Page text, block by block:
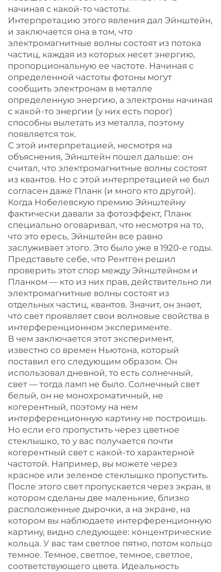
начиная с какой-то частоты.
Интерпретацию этого явления дал Эйнштейн,
и заключается она в том, что
электромагнитные волны состоят из потока
частиц, каждая из которых несет энергию,
пропорциональную ее частоте. Начиная с
определенной частоты фотоны могут
сообщить электронам в металле
определенную энергию, а электроны начиная
с какой-то энергии (у них есть порог)
способны вылетать из металла, поэтому
появляется ток.
С этой интерпретацией, несмотря на
объяснения, Эйнштейн пошел дальше: он
считал, что электромагнитные волны состоят
из квантов. Но с этой интерпретацией не был
согласен даже Планк (и много кто другой).
Когда Нобелевскую премию Эйнштейну
фактически давали за фотоэффект, Планк
специально оговаривал, что несмотря на то,
что это ересь, Эйнштейн все равно
заслуживает этого. Это было уже в 1920-е годы.
Представьте себе, что Рентген решил
проверить этот спор между Эйнштейном и
Планком — кто из них прав, действительно ли
электромагнитные волны состоят из
отдельных частиц, квантов. Значит, он знает,
что свет проявляет свои волновые свойства в
интерференционном эксперименте.
В чем заключается этот эксперимент,
известно со времен Ньютона, который
поставил его следующим образом. Он
использовал дневной, то есть солнечный,
свет — тогда ламп не было. Солнечный свет
белый, он не монохроматичный, не
когерентный, поэтому на нем
интерференционную картину не построишь.
Но если его пропустить через цветное
стеклышко, то у вас получается почти
когерентный свет с какой-то характерной
частотой. Например, вы можете через
красное или зеленое стеклышко пропустить.
После этого свет пропускается через экран, в
котором сделаны две маленькие, близко
расположенные дырочки, а на экране, на
котором вы наблюдаете интерференционную
картину, видно следующее: концентрические
кольца. У вас там светлое пятно, потом кольцо
темное. Темное, светлое, темное, светлое,
соответствующего цвета. Идеальность